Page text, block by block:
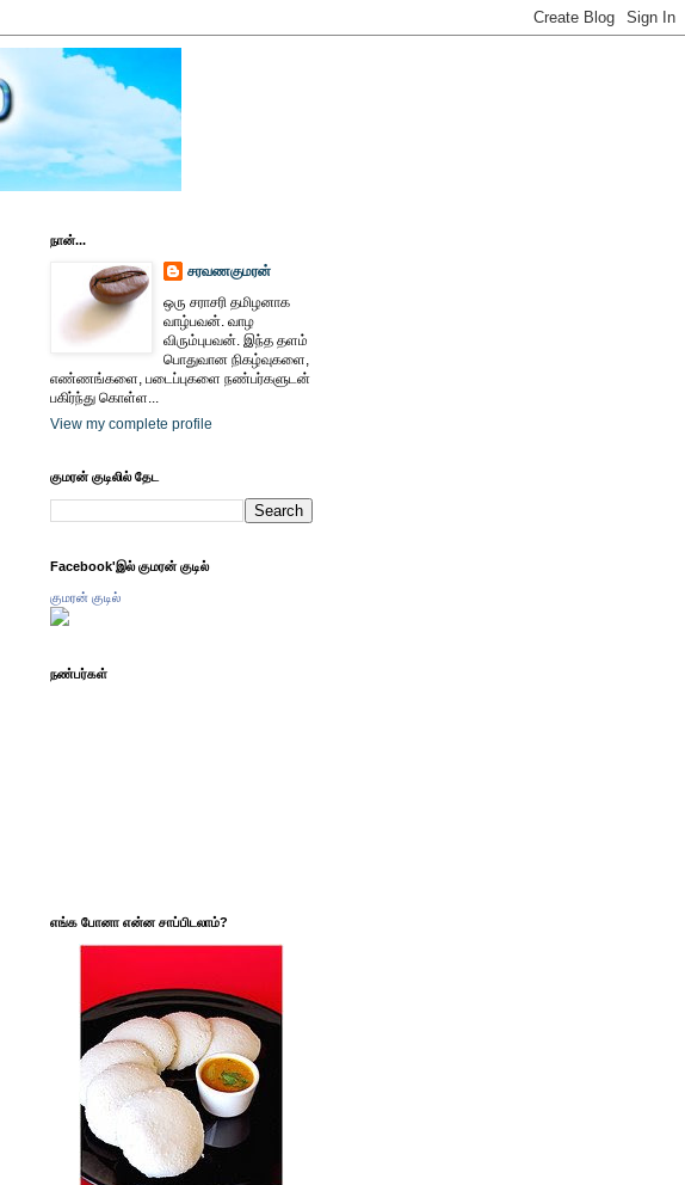
நான்...
சரவணகுமரன்
ஒரு சராசரி தமிழனாக
வாழ்பவன். வாழ
விரும்புபவன். இந்த தளம்
பொதுவான நிகழ்வுகளை,
எண்ணங்களை, படைப்புகளை நண்பர்களுடன்
பகிர்ந்து கொள்ள...
View my complete profile
குமரன் குடிலில் தேட
Facebook'இல் குமரன் குடில்
குமரன் குடில்
நண்பர்கள்
எங்க போனா என்ன சாப்பிடலாம்?